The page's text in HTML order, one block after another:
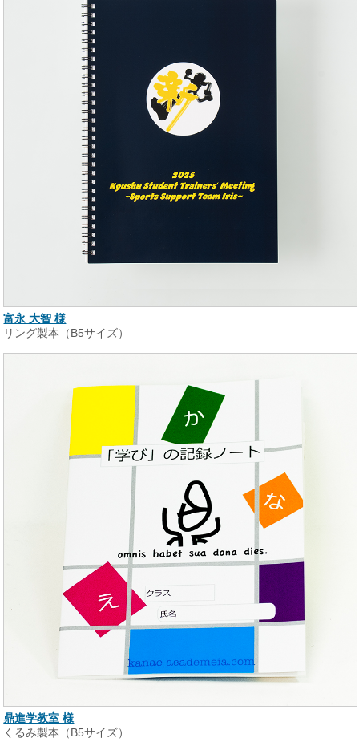
富永 大智 様
リング製本（B5サイズ）
鼎進学教室 様
くるみ製本（B5サイズ）